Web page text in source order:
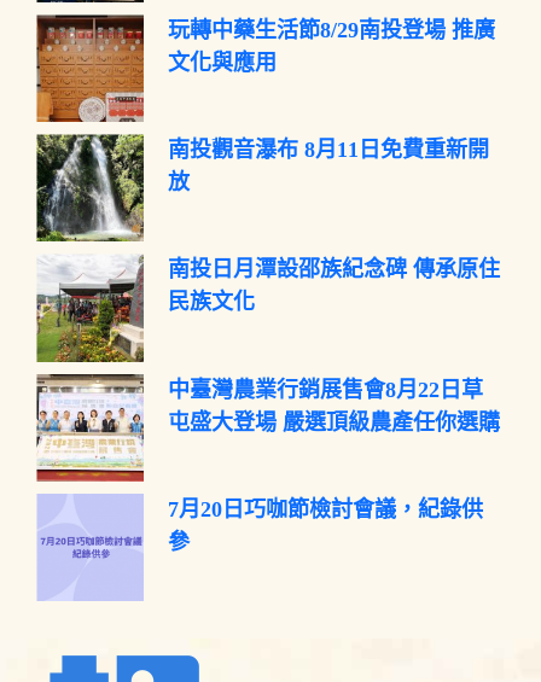
玩轉中藥生活節8/29南投登場 推廣
文化與應用
南投觀音瀑布 8月11日免費重新開
放
南投日月潭設邵族紀念碑 傳承原住
民族文化
中臺灣農業行銷展售會8月22日草
屯盛大登場 嚴選頂級農產任你選購
7月20日巧咖節檢討會議，紀錄供
參